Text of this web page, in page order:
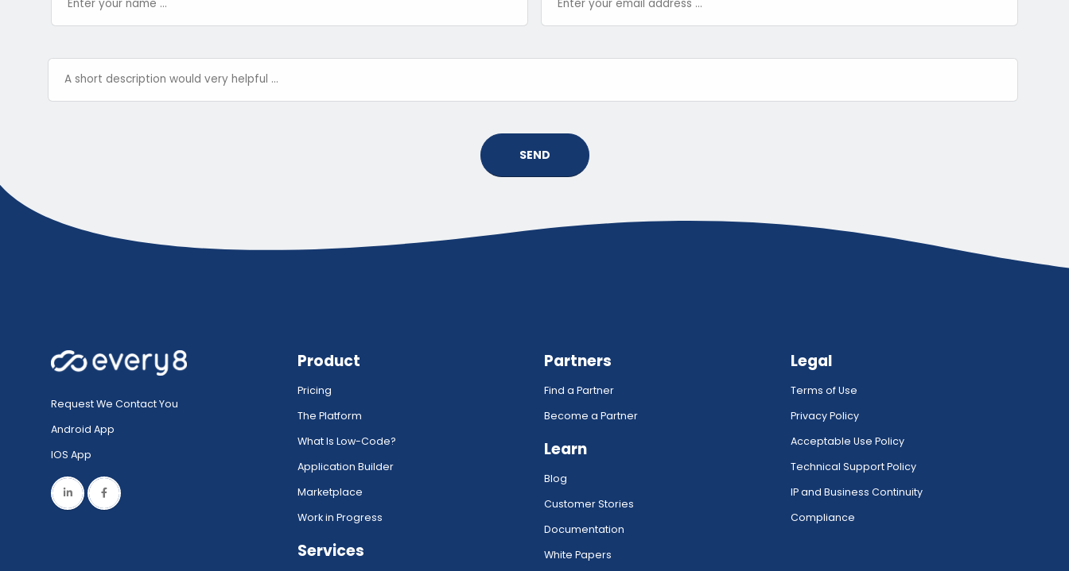
SEND
Request We Contact You
Android App
IOS App
Product
Pricing
The Platform
What Is Low-Code?
Application Builder
Marketplace
Work in Progress
Services
Partners
Find a Partner
Become a Partner
Learn
Blog
Customer Stories
Documentation
White Papers
Legal
Terms of Use
Privacy Policy
Acceptable Use Policy
Technical Support Policy
IP and Business Continuity
Compliance